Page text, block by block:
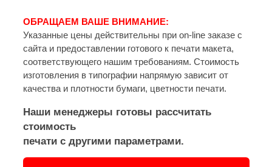
ОБРАЩАЕМ ВАШЕ ВНИМАНИЕ:
Указанные цены действительны при on-line заказе с
сайта и предоставлении готового к печати макета,
соответствующего нашим требованиям. Стоимость
изготовления в типографии напрямую зависит от
качества и плотности бумаги, цветности печати.
Наши менеджеры готовы рассчитать
стоимость
печати с другими параметрами.